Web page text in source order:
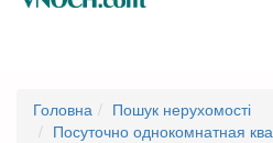
Головна
Пошук нерухомості
Посуточно однокомнатная